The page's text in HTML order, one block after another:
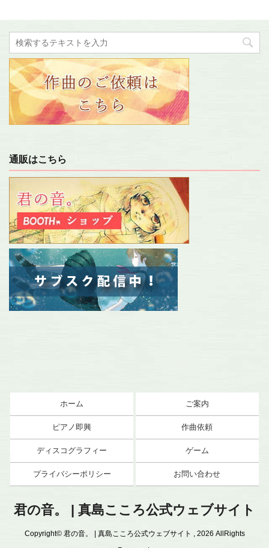
通販はこちら
ホーム ご案内
ピアノ即興 作曲依頼
ディスコグラフィー ゲーム
プライバシーポリシー お問い合わせ
君の音。 | 真島こころ公式ウェブサイト
Copyright© 君の音。 | 真島こころ公式ウェブサイト , 2026 AllRights